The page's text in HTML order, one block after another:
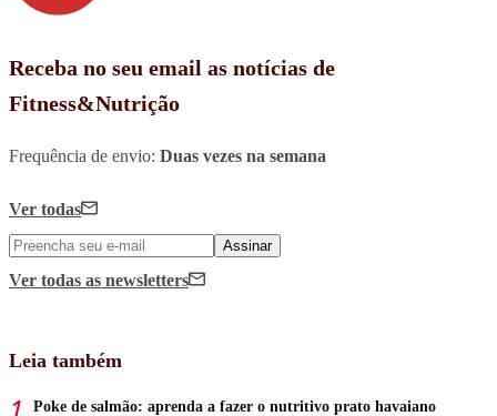
Receba no seu email as notícias de
Fitness&Nutrição
Frequência de envio: Duas vezes na semana
Ver todas
Assinar
Ver todas as newsletters
Leia também
Poke de salmão: aprenda a fazer o nutritivo prato havaiano